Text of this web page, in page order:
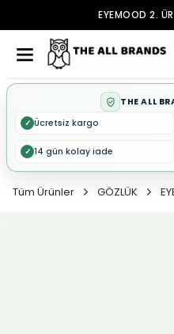
EYEMOOD 2.
THE ALL
✓ Ücretsiz kargo
✓ 14 gün kolay iade
Tüm Ürünler GÖZLÜK